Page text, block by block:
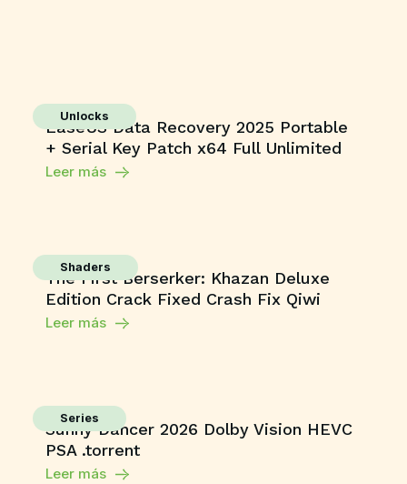
Unlocks
EaseUS Data Recovery 2025 Portable
+ Serial Key Patch x64 Full Unlimited
Leer más
Shaders
The First Berserker: Khazan Deluxe
Edition Crack Fixed Crash Fix Qiwi
Leer más
Series
Sunny Dancer 2026 Dolby Vision HEVC
PSA .torrent
Leer más